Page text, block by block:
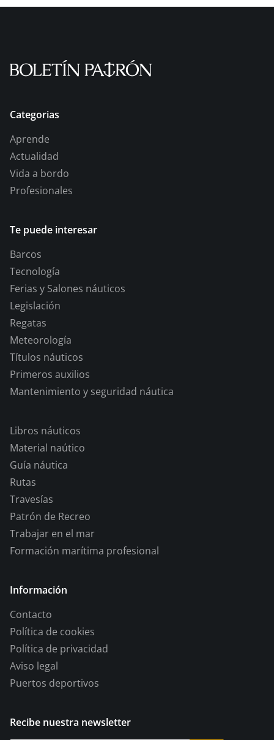
Categorias
Aprende
Actualidad
Vida a bordo
Profesionales
Te puede interesar
Barcos
Tecnología
Ferias y Salones náuticos
Legislación
Regatas
Meteorología
Títulos náuticos
Primeros auxilios
Mantenimiento y seguridad náutica
Libros náuticos
Material naútico
Guía náutica
Rutas
Travesías
Patrón de Recreo
Trabajar en el mar
Formación marítima profesional
Información
Contacto
Política de cookies
Política de privacidad
Aviso legal
Puertos deportivos
Recibe nuestra newsletter